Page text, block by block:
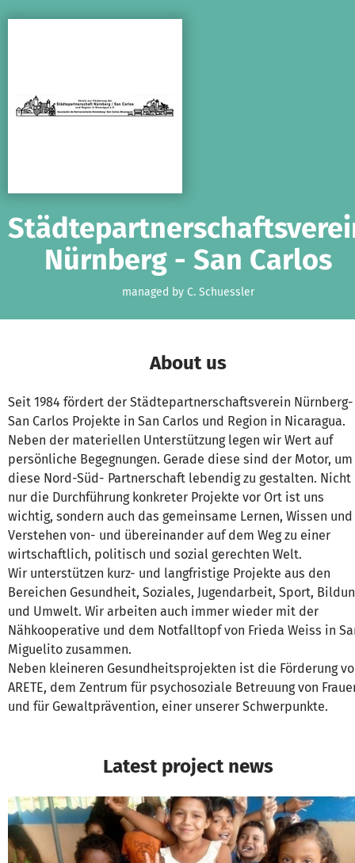
Nürnberg - San Carlos
managed by C. Schuessler
About us
Seit 1984 fördert der Städtepartnerschaftsverein Nürnberg-
San Carlos Projekte in San Carlos und Region in Nicaragua.
Neben der materiellen Unterstützung legen wir Wert auf
persönliche Begegnungen. Gerade diese sind der Motor, um
diese Nord-Süd- Partnerschaft lebendig zu gestalten. Nicht
nur die Durchführung konkreter Projekte vor Ort ist uns
wichtig, sondern auch das gemeinsame Lernen, Wissen und
Verstehen von- und übereinander auf dem Weg zu einer
wirtschaftlich, politisch und sozial gerechten Welt.
Wir unterstützen kurz- und langfristige Projekte aus den
Bereichen Gesundheit, Soziales, Jugendarbeit, Sport,
und Umwelt. Wir arbeiten auch immer wieder mit der
Nähkooperative und dem Notfalltopf von Frieda Weiss in
Miguelito zusammen.
Neben kleineren Gesundheitsprojekten ist die Förderung
ARETE, dem Zentrum für psychosoziale Betreuung von
und für Gewaltprävention, einer unserer Schwerpunkte.
Latest project news